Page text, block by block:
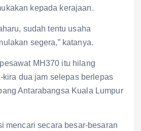
kepada kerajaan.
sudah tentu usaha
segera,” katanya.
MH370 itu hilang
kira dua jam selepas berlepas
Antarabangsa Kuala Lumpur
mencari secara besar-besaran